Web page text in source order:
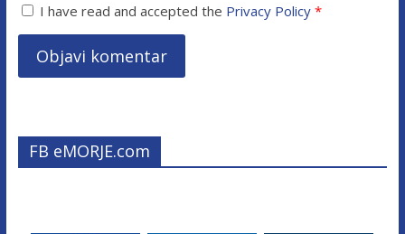
I have read and accepted the Privacy Policy*
FB eMORJE.com